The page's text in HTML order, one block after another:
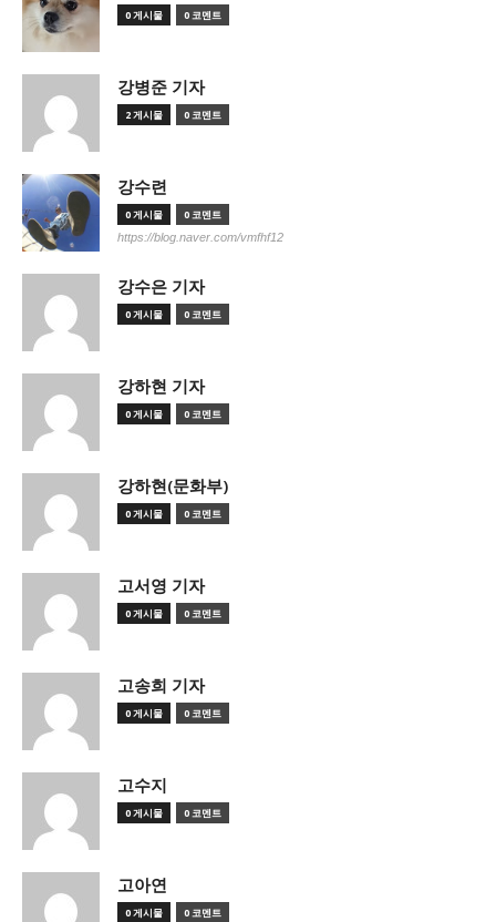
0 게시물 0 코멘트
강병준 기자
2 게시물 0 코멘트
강수련
0 게시물 0 코멘트
https://blog.naver.com/vmfhf12
강수은 기자
0 게시물 0 코멘트
강하현 기자
0 게시물 0 코멘트
강하현(문화부)
0 게시물 0 코멘트
고서영 기자
0 게시물 0 코멘트
고송희 기자
0 게시물 0 코멘트
고수지
0 게시물 0 코멘트
고아연
0 게시물 0 코멘트